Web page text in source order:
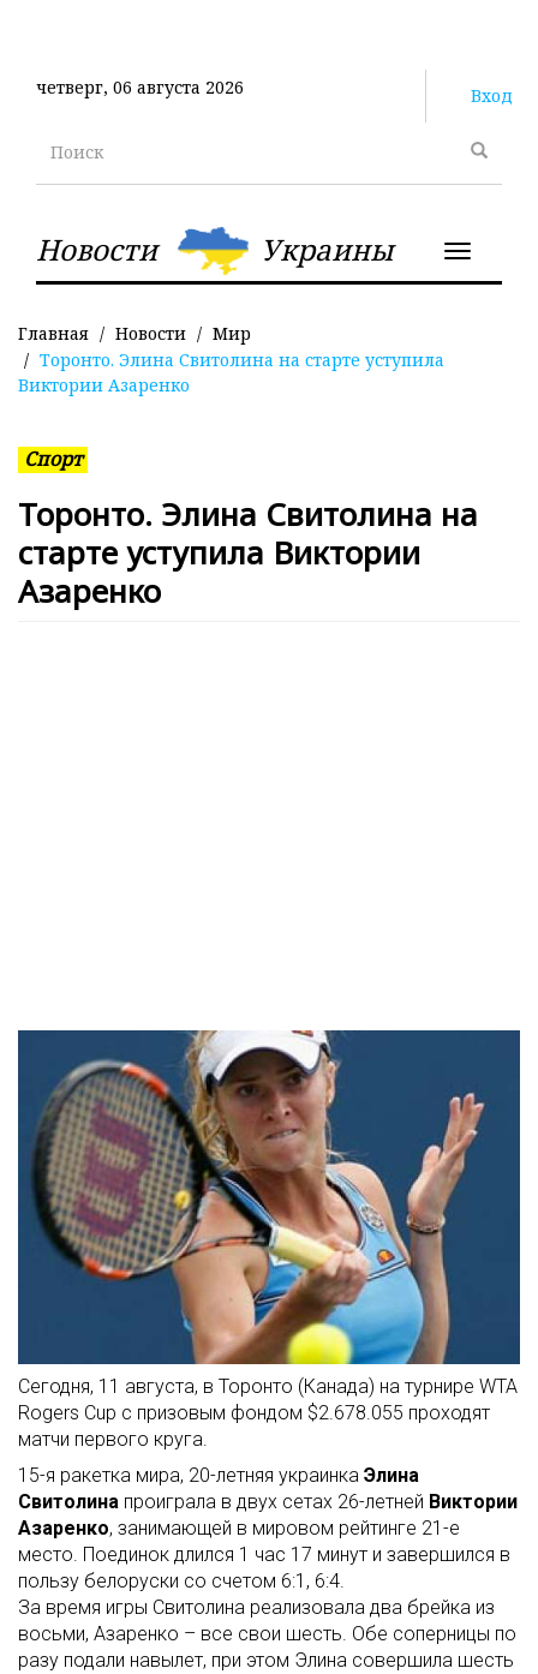
содержанию
четверг, 06 августа 2026 Вход
Поиск
Новости Украины
Toggle
Главная Новости
Мир
Торонто. Элина Свитолина на старте уступила
Виктории Азаренко
Торонто. Элина Свитолина на
старте уступила Виктории
Азаренко
Спорт
Сегодня, 11 августа, в Торонто (Канада) на турнире WTA
Rogers Cup с призовым фондом $2.678.055 проходят
матчи первого круга.
15-я ракетка мира, 20-летняя украинка Элина
Свитолина проиграла в двух сетах 26-летней Виктории
Азаренко, занимающей в мировом рейтинге 21-е
место. Поединок длился 1 час 17 минут и завершился в
пользу белоруски со счетом 6:1, 6:4.
За время игры Свитолина реализовала два брейка из
восьми, Азаренко – все свои шесть. Обе соперницы по
разу подали навылет, при этом Элина совершила шесть